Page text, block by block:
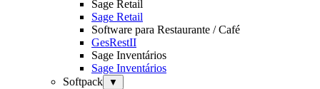
Sage Retail
Sage Retail
Software para Restaurante / Café
GesRestII
Sage Inventários
Sage Inventários
Softpack
▼